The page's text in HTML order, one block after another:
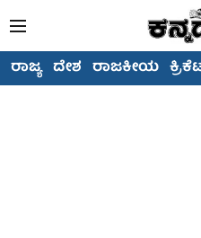
ರಾಜ್ಯ ದೇಶ ರಾಜಕೀಯ